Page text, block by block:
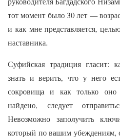
тот момент было 30 лет —
и как мне представляется,
наставника.
Суфийская традиция гласит:
знать и верить, что у него
сокровища и как только
найдено, следует
Невозможно заполучить
который по вашим убеждениям,